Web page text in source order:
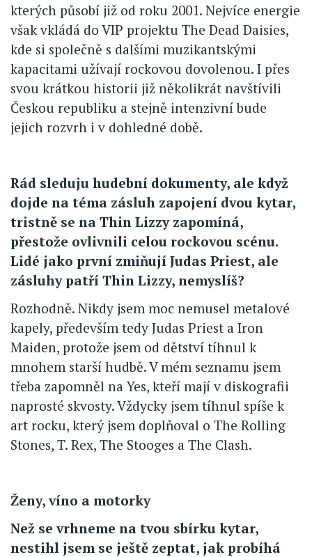
kterých působí již od roku 2001. Nejvíce energie
však vkládá do VIP projektu The Dead Daisies,
kde si společně s dalšími muzikantskými
kapacitami užívají rockovou dovolenou. I přes
svou krátkou historii již několikrát navštívili
Českou republiku a stejně intenzivní bude
jejich rozvrh i v dohledné době.
Rád sleduju hudební dokumenty, ale když
dojde na téma zásluh zapojení dvou kytar,
tristně se na Thin Lizzy zapomíná,
přestože ovlivnili celou rockovou scénu.
Lidé jako první zmiňují Judas Priest, ale
zásluhy patří Thin Lizzy, nemyslíš?
Rozhodně. Nikdy jsem moc nemusel metalové
kapely, především tedy Judas Priest a Iron
Maiden, protože jsem od dětství tíhnul k
mnohem starší hudbě. V mém seznamu jsem
třeba zapomněl na Yes, kteří mají v diskografii
naprosté skvosty. Vždycky jsem tíhnul spíše k
art rocku, který jsem doplňoval o The Rolling
Stones, T. Rex, The Stooges a The Clash.
Ženy, víno a motorky
Než se vrhneme na tvou sbírku kytar,
nestihl jsem se ještě zeptat, jak probíhá